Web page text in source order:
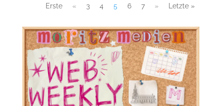
Erste
« 3 4 5 6 7 » Letzte »